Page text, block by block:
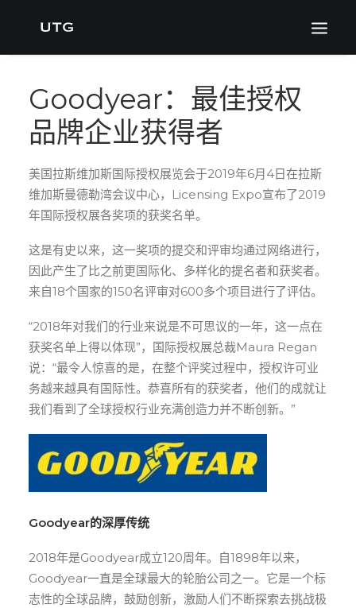
Goodyear：最佳授权
品牌企业获得者
美国拉斯维加斯国际授权展览会于2019年6月4日在拉斯
维加斯曼德勒湾会议中心，Licensing Expo宣布了2019
年国际授权展各奖项的获奖名单。
这是有史以来，这一奖项的提交和评审均通过网络进行，
因此产生了比之前更国际化、多样化的提名者和获奖者。
来自18个国家的150名评审对600多个项目进行了评估。
“2018年对我们的行业来说是不可思议的一年，这一点在
获奖名单上得以体现”，国际授权展总裁Maura Regan
说：“最令人惊喜的是，在整个评奖过程中，授权许可业
务越来越具有国际性。恭喜所有的获奖者，他们的成就让
我们看到了全球授权行业充满创造力并不断创新。”
Goodyear的深厚传统
2018年是Goodyear成立120周年。自1898年以来，
Goodyear一直是全球最大的轮胎公司之一。它是一个标
志性的全球品牌，鼓励创新，激励人们不断探索去挑战极